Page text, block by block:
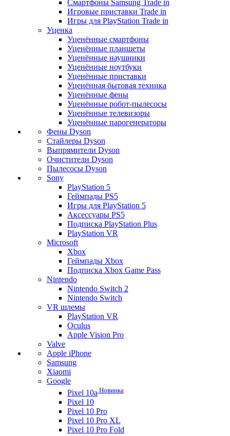
Смартфоны Samsung Trade in
Игровые приставки Trade in
Игры для PlayStation Trade in
Уценка
Уценённые смартфоны
Уценённые планшеты
Уценённые наушники
Уценённые ноутбуки
Уценённые приставки
Уценённая бытовая техника
Уценённые фены
Уценённые робот-пылесосы
Уценённые телевизоры
Уценённые парогенераторы
Фены Dyson
Стайлеры Dyson
Выпрямители Dyson
Очистители Dyson
Пылесосы Dyson
Sony
PlayStation 5
Геймпады PS5
Игры для PlayStation 5
Аксессуары PS5
Подписка PlayStation Plus
PlayStation VR
Microsoft
Xbox
Геймпады Xbox
Подписка Xbox Game Pass
Nintendo
Nintendo Switch 2
Nintendo Switch
VR шлемы
PlayStation VR
Oculus
Apple Vision Pro
Valve
Apple iPhone
Samsung
Xiaomi
Google
Pixel 10a Новинка
Pixel 10
Pixel 10 Pro
Pixel 10 Pro XL
Pixel 10 Pro Fold